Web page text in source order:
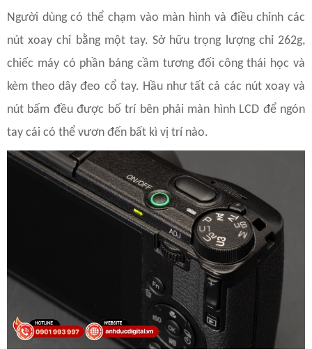
Người dùng có thể chạm vào màn hình và điều chỉnh các
nút xoay chỉ bằng một tay. Sở hữu trọng lượng chỉ 262g,
chiếc máy có phần báng cầm tương đối công thái học và
kèm theo dây đeo cổ tay. Hầu như tất cả các nút xoay và
nút bấm đều được bố trí bên phải màn hình LCD để ngón
tay cái có thể vươn đến bất kì vị trí nào.